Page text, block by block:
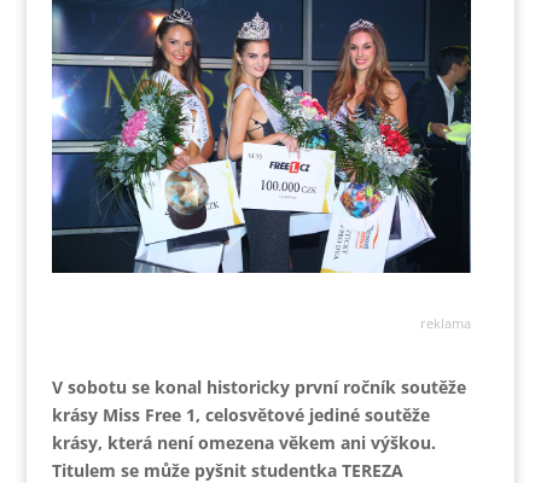
reklama
V sobotu se konal historicky první ročník soutěže
krásy Miss Free 1, celosvětové jediné soutěže
krásy, která není omezena věkem ani výškou.
Titulem se může pyšnit studentka TEREZA